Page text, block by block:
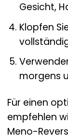
Gesicht,
Klopfen
morgens
Für einen
empfehlen wir
Meno-